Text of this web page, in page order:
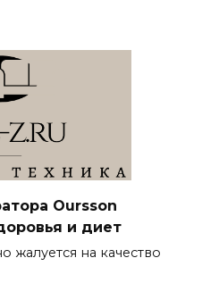
Oursson
и диет
жалуется на качество